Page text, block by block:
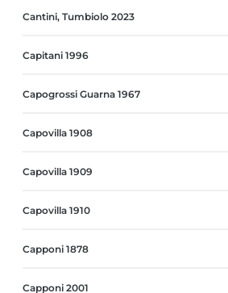
Cantini, Tumbiolo 2023
Capitani 1996
Capogrossi Guarna 1967
Capovilla 1908
Capovilla 1909
Capovilla 1910
Capponi 1878
Capponi 2001